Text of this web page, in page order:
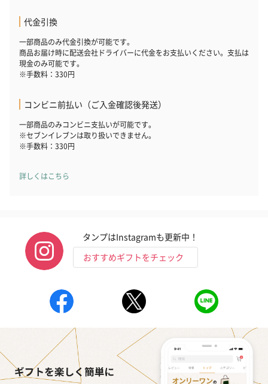
代金引換
一部商品のみ代金引換が可能です。
商品お届け時に配送会社ドライバーに代金をお支払いください。支払は
現金のみ可能です。
※手数料：330円
コンビニ前払い（ご入金確認後発送）
一部商品のみコンビニ支払いが可能です。
※セブンイレブンは取り扱いできません。
※手数料：330円
詳しくはこちら
タンプはInstagramも更新中！
おすすめギフトをチェック